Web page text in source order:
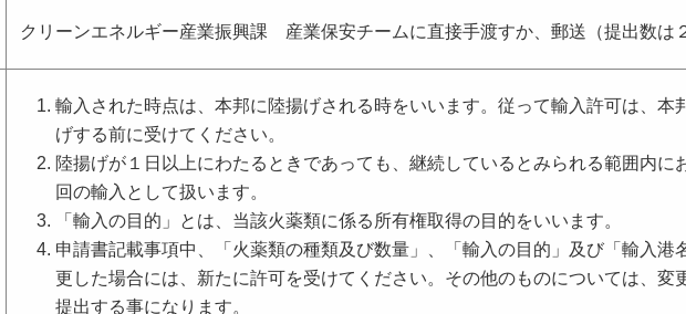
クリーンエネルギー産業振興課 産業保安チームに直接手渡すか、郵送（提出数は
輸入された時点は、本邦に陸揚げされる時をいいます。従って輸入許可は、本
げする前に受けてください。
陸揚げが１日以上にわたるときであっても、継続しているとみられる範囲内に
回の輸入として扱います。
「輸入の目的」とは、当該火薬類に係る所有権取得の目的をいいます。
申請書記載事項中、「火薬類の種類及び数量」、「輸入の目的」及び「輸入港
更した場合には、新たに許可を受けてください。その他のものについては、変
提出する事になります。